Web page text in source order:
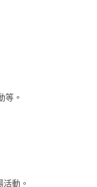
等。
動。